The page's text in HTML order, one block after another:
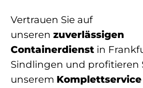
Vertrauen Sie auf
unseren zuverlässigen
Containerdienst in
Sindlingen und profitieren
unserem